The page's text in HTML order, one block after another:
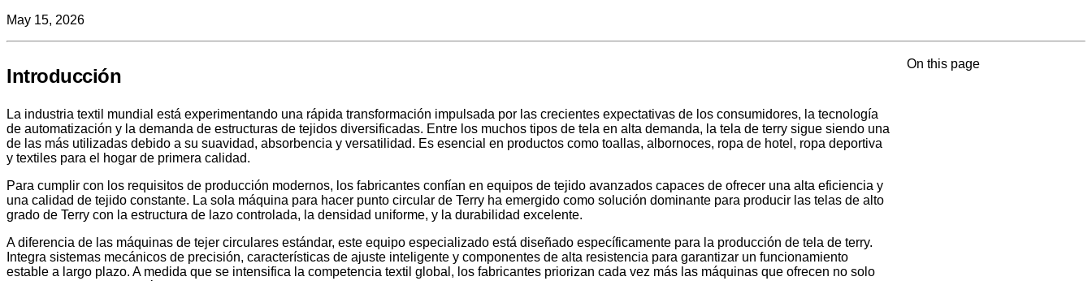
May 15, 2026
On this page
Introducción
La industria textil mundial está experimentando una rápida transformación impulsada por las crecientes expectativas de los consumidores, la tecnología
de automatización y la demanda de estructuras de tejidos diversificadas. Entre los muchos tipos de tela en alta demanda, la tela de terry sigue siendo una
de las más utilizadas debido a su suavidad, absorbencia y versatilidad. Es esencial en productos como toallas, albornoces, ropa de hotel, ropa deportiva
y textiles para el hogar de primera calidad.
Para cumplir con los requisitos de producción modernos, los fabricantes confían en equipos de tejido avanzados capaces de ofrecer una alta eficiencia y
una calidad de tejido constante. La sola máquina para hacer punto circular de Terry ha emergido como solución dominante para producir las telas de alto
grado de Terry con la estructura de lazo controlada, la densidad uniforme, y la durabilidad excelente.
A diferencia de las máquinas de tejer circulares estándar, este equipo especializado está diseñado específicamente para la producción de tela de terry.
Integra sistemas mecánicos de precisión, características de ajuste inteligente y componentes de alta resistencia para garantizar un funcionamiento
estable a largo plazo. A medida que se intensifica la competencia textil global, los fabricantes priorizan cada vez más las máquinas que ofrecen no solo